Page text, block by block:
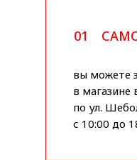
01
вы можете
в магазине
по ул.
с 10:00 до